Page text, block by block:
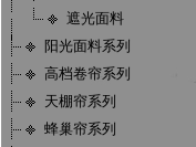
遮光面料
阳光面料系列
高档卷帘系列
天棚帘系列
蜂巢帘系列